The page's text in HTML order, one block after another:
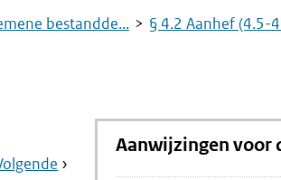
bestandde...
§ 4.2 Aanhef (4.5-
Pagina:
Aanwijzingen voor